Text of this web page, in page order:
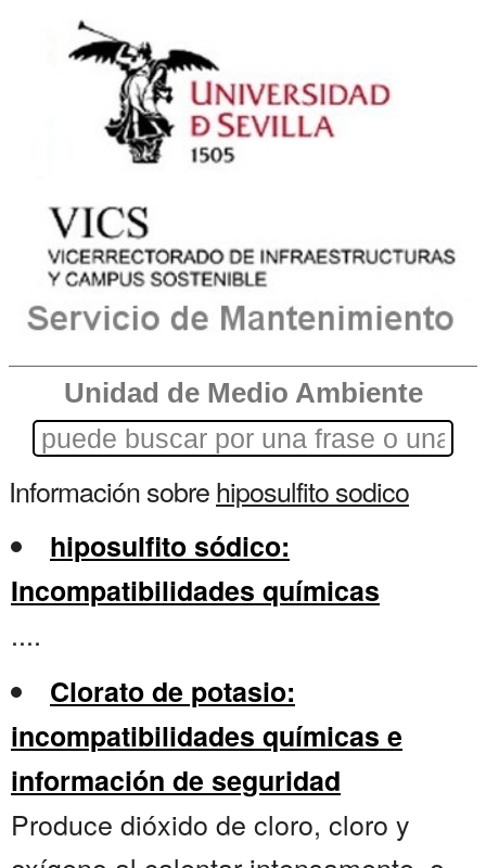
Unidad de Medio Ambiente
Información sobrehiposulfito sodico
hiposulfito sódico:
Incompatibilidades químicas
....
Clorato de potasio:
incompatibilidades químicas e
información de seguridad
Produce dióxido de cloro, cloro y